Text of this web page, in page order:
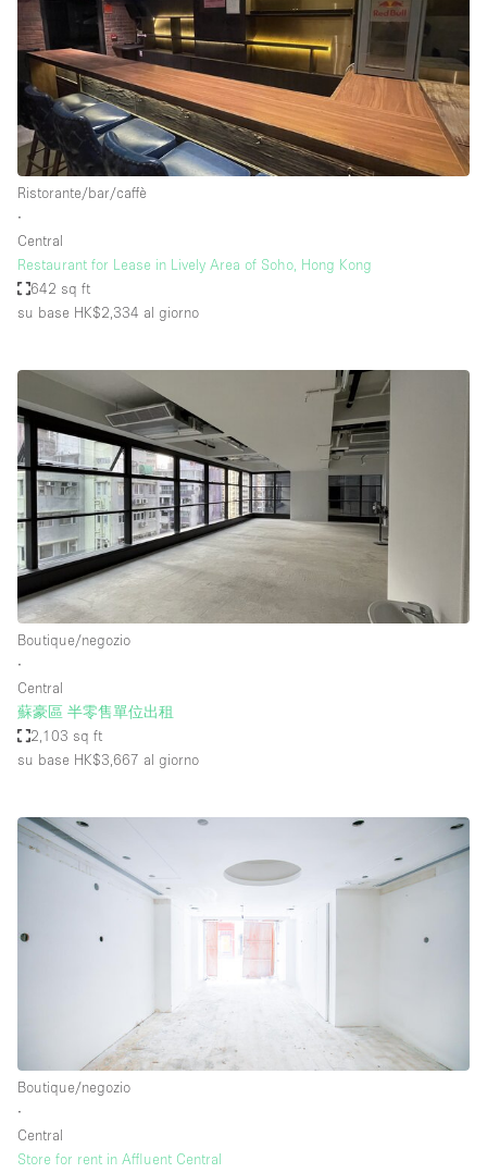
Ristorante/bar/caffè
∙
Central
Restaurant for Lease in Lively Area of Soho, Hong Kong
642 sq ft
su base HK$2,334 al giorno
Boutique/negozio
∙
Central
蘇豪區 半零售單位出租
2,103 sq ft
su base HK$3,667 al giorno
Boutique/negozio
∙
Central
Store for rent in Affluent Central